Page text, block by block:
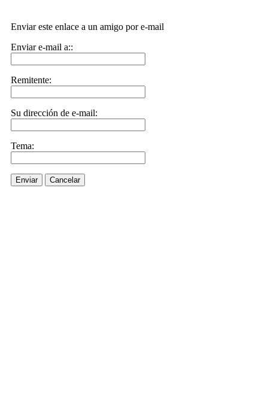
Enviar este enlace a un amigo por e-mail
Enviar e-mail a::
Remitente:
Su dirección de e-mail:
Tema:
Enviar Cancelar